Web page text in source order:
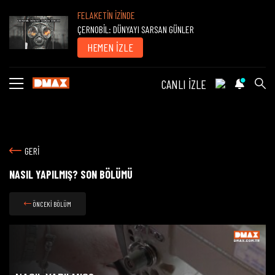
FELAKETİN İZİNDE
ÇERNOBİL: DÜNYAYI SARSAN GÜNLER
HEMEN İZLE
CANLI İZLE
GERİ
NASIL YAPILMIŞ? SON BÖLÜMÜ
ÖNCEKİ BÖLÜM